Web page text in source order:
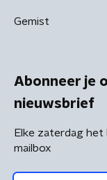
Gemist
Abonneer je
nieuwsbrief
Elke zaterdag het
mailbox